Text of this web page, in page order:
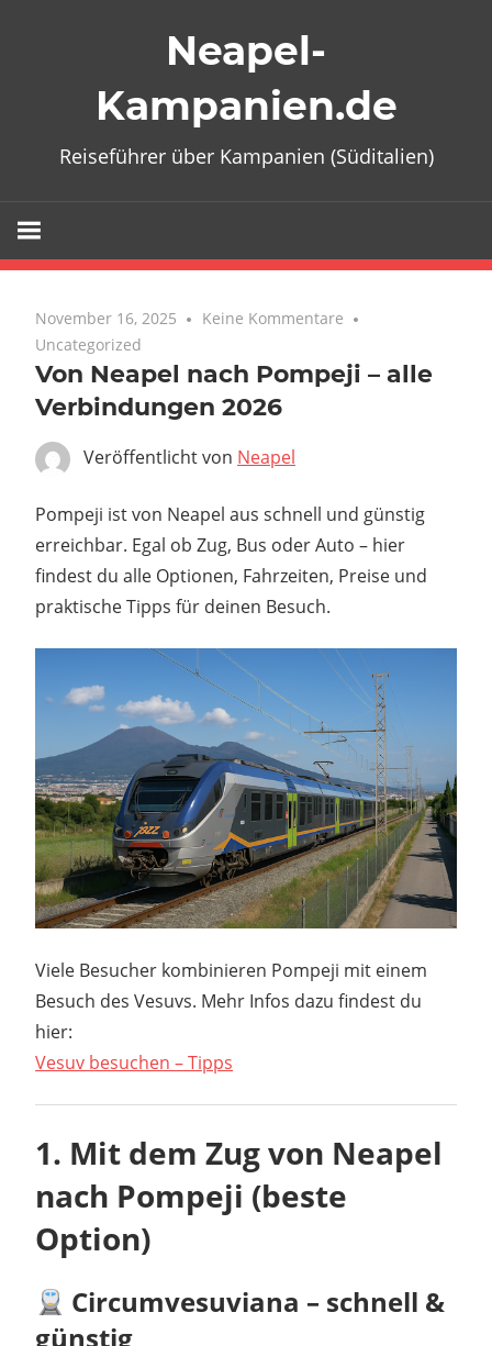
Neapel-
Kampanien.de
Reiseführer über Kampanien (Süditalien)
November 16, 2025
Keine Kommentare
Uncategorized
Von Neapel nach Pompeji – alle
Verbindungen 2026
Veröffentlicht von Neapel
Pompeji ist von Neapel aus schnell und günstig
erreichbar. Egal ob Zug, Bus oder Auto – hier
findest du alle Optionen, Fahrzeiten, Preise und
praktische Tipps für deinen Besuch.
Viele Besucher kombinieren Pompeji mit einem
Besuch des Vesuvs. Mehr Infos dazu findest du
hier:
Vesuv besuchen – Tipps
1. Mit dem Zug von Neapel
nach Pompeji (beste
Option)
Circumvesuviana – schnell &
günstig